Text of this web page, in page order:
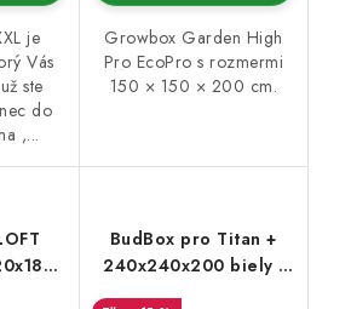
je
Vás
ste
do
,...
Growbox Garden High
Pro EcoPro s rozmermi
150 × 150 × 200 cm.
BudBox pro Titan +
240x240x200 biely -
rastové stan